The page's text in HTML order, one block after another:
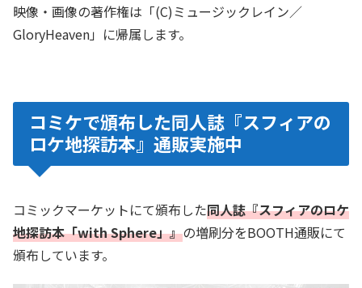
映像・画像の著作権は「(C)ミュージックレイン／
GloryHeaven」に帰属します。
コミケで頒布した同人誌『スフィアの
ロケ地探訪本』通販実施中
コミックマーケットにて頒布した同人誌『スフィアのロケ
地探訪本「with Sphere」』の増刷分をBOOTH通販にて
頒布しています。